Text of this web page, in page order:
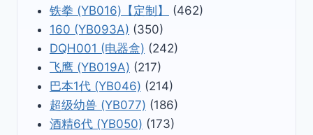
铁拳 (YB016)【定制】
(462)
160 (YB093A) (350)
DQH001 (电器盒) (242)
飞鹰 (YB019A) (217)
巴本1代 (YB046) (214)
超级幼兽 (YB077) (186)
酒精6代 (YB050) (173)